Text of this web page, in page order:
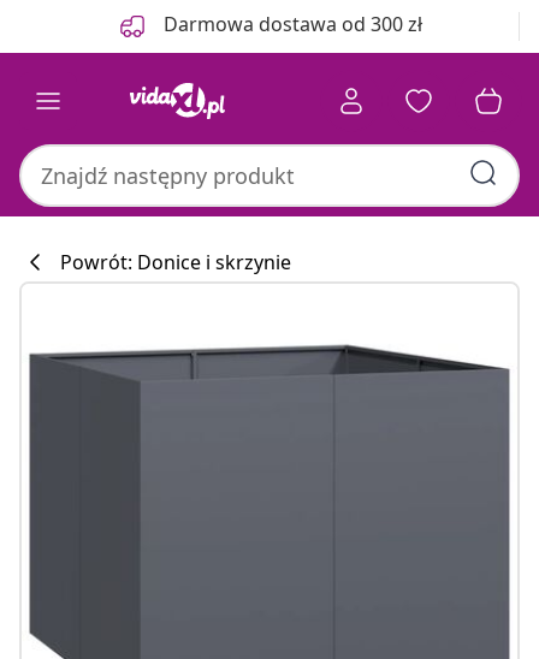
Darmowa dostawa od 300 zł
Powrót: Donice i skrzynie